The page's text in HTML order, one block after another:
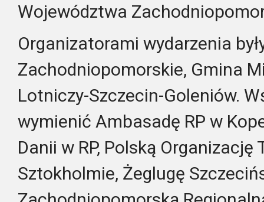
Województwa
Organizatorami wydarzenia
Zachodniopomorskie, Gmina
Lotniczy-Szczecin-Goleniów.
wymienić Ambasadę RP w
Danii w RP, Polską Organizację
Sztokholmie, Żeglugę